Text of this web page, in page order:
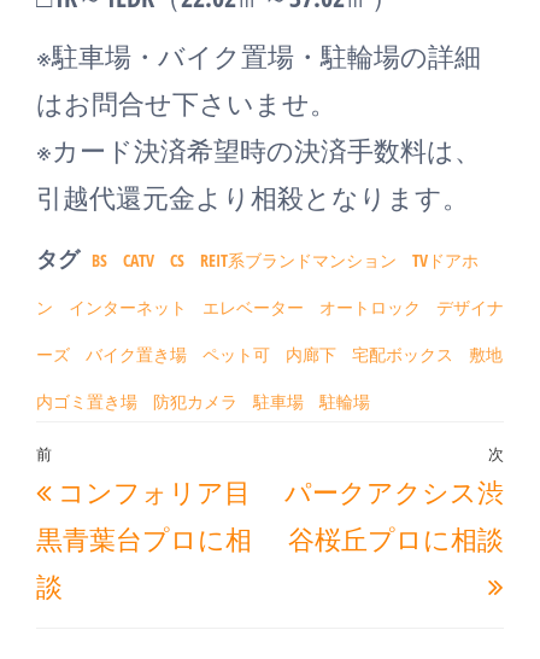
※駐車場・バイク置場・駐輪場の詳細
はお問合せ下さいませ。
※カード決済希望時の決済手数料は、
引越代還元金より相殺となります。
タグ BS CATV CS REIT系ブランドマンション TVドアホ
ン インターネット エレベーター オートロック デザイナ
ーズ バイク置き場 ペット可 内廊下 宅配ボックス 敷地
内ゴミ置き場 防犯カメラ 駐車場 駐輪場
投
稿
ナ
ビ
過
去
の
投
前
コンフォリア目
黒青葉台プロに相
談
次
次
パークアクシス渋
谷桜丘プロに相談